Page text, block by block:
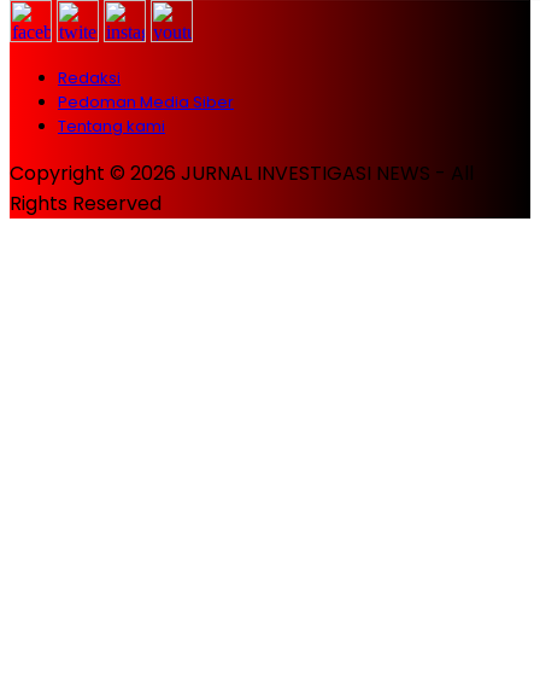
Redaksi
Pedoman Media Siber
Tentang kami
Copyright © 2026 JURNAL INVESTIGASI NEWS - All
Rights Reserved